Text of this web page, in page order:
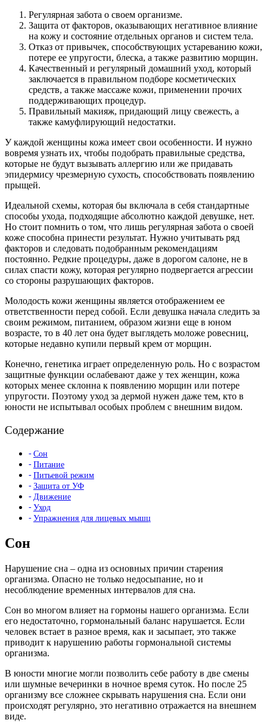
Регулярная забота о своем организме.
Защита от факторов, оказывающих негативное влияние
на кожу и состояние отдельных органов и систем тела.
Отказ от привычек, способствующих устареванию кожи,
потере ее упругости, блеска, а также развитию морщин.
Качественный и регулярный домашний уход, который
заключается в правильном подборе косметических
средств, а также массаже кожи, применении прочих
поддерживающих процедур.
Правильный макияж, придающий лицу свежесть, а
также камуфлирующий недостатки.
У каждой женщины кожа имеет свои особенности. И нужно
вовремя узнать их, чтобы подобрать правильные средства,
которые не будут вызывать аллергию или же придавать
эпидермису чрезмерную сухость, способствовать появлению
прыщей.
Идеальной схемы, которая бы включала в себя стандартные
способы ухода, подходящие абсолютно каждой девушке, нет.
Но стоит помнить о том, что лишь регулярная забота о своей
коже способна принести результат. Нужно учитывать ряд
факторов и следовать подобранным рекомендациям
постоянно. Редкие процедуры, даже в дорогом салоне, не в
силах спасти кожу, которая регулярно подвергается агрессии
со стороны разрушающих факторов.
Молодость кожи женщины является отображением ее
ответственности перед собой. Если девушка начала следить за
своим режимом, питанием, образом жизни еще в юном
возрасте, то в 40 лет она будет выглядеть моложе ровесниц,
которые недавно купили первый крем от морщин.
Конечно, генетика играет определенную роль. Но с возрастом
защитные функции ослабевают даже у тех женщин, кожа
которых менее склонна к появлению морщин или потере
упругости. Поэтому уход за дермой нужен даже тем, кто в
юности не испытывал особых проблем с внешним видом.
Содержание
Сон
Питание
Питьевой режим
Защита от УФ
Движение
Уход
Упражнения для лицевых мышц
Сон
Нарушение сна – одна из основных причин старения
организма. Опасно не только недосыпание, но и
несоблюдение временных интервалов для сна.
Сон во многом влияет на гормоны нашего организма. Если
его недостаточно, гормональный баланс нарушается. Если
человек встает в разное время, как и засыпает, это также
приводит к нарушению работы гормональной системы
организма.
В юности многие могли позволить себе работу в две смены
или шумные вечеринки в ночное время суток. Но после 25
организму все сложнее скрывать нарушения сна. Если они
происходят регулярно, это негативно отражается на внешнем
виде.